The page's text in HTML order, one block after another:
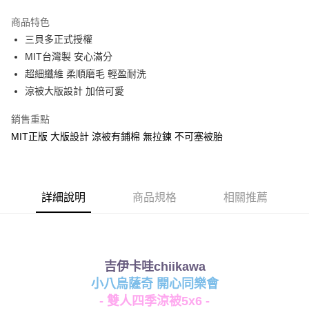
Apple Pay
街口支付
悠遊付
Google Pay
ATM付款
全家★依產品說明
每筆NT$60，滿NT$699(含以上)免運費
每筆NT$60，滿NT$699(含以上)免運費
每筆NT$80，滿NT$699(含以上)免運費
商品特色
三貝多正式授權
MIT台灣製 安心滿分
超細纖維 柔順磨毛 輕盈耐洗
涼被大版設計 加倍可愛
銷售重點
MIT正版 大版設計 涼被有鋪棉 無拉鍊 不可塞被胎
詳細說明 商品規格 相關推薦
吉伊卡哇chiikawa
小八烏薩奇 開心同樂會
- 雙人四季涼被5x6 -